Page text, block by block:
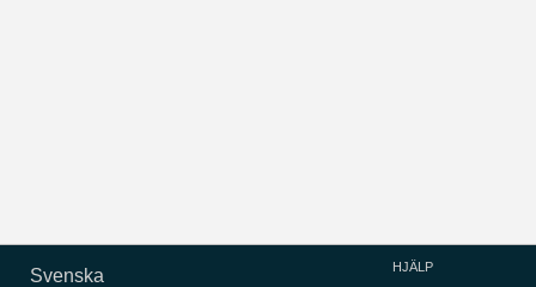
Svenska HJÄLP